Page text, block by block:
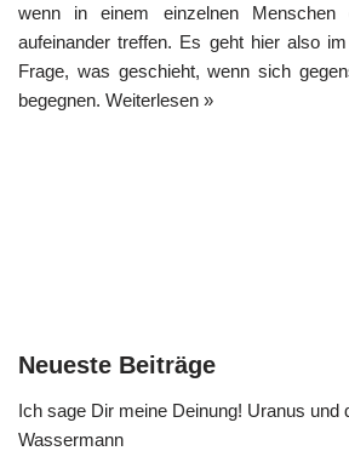
wenn in einem einzelnen Menschen
aufeinander treffen. Es geht hier also
Frage, was geschieht, wenn sich
begegnen. Weiterlesen »
Neueste Beiträge
Ich sage Dir meine Deinung! Uranus und
Wassermann